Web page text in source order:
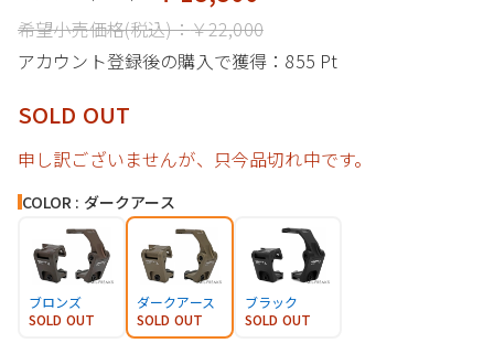
希望小売価格(税込)：￥22,000
アカウント登録後の購入で獲得： 855 Pt
SOLD OUT
申し訳ございませんが、只今品切れ中です。
COLOR : ダークアース
ブロンズ
SOLD OUT
ダークアース
SOLD OUT
ブラック
SOLD OUT